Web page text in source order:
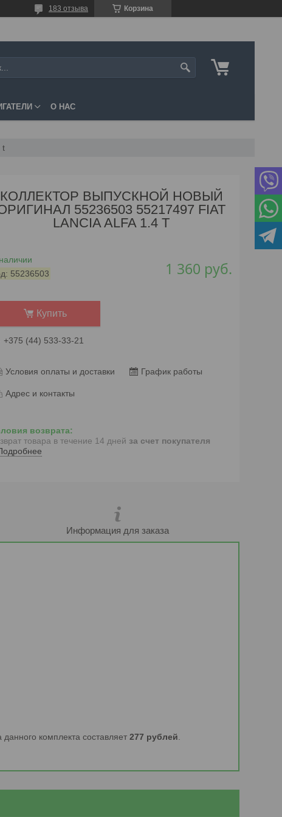
Корзина
183 отзыва
О НАС
t
КОЛЛЕКТОР ВЫПУСКНОЙ НОВЫЙ
55236503 55217497 FIAT
LANCIA ALFA 1.4 T
55236503 1 360 руб.
Купить
+375 (44) 533-33-21
Условия оплаты и доставки График работы
Адрес и контакты
товара в течение 14 дней за счет покупателя
Информация для заказа
данного комплекта составляет 277 рублей